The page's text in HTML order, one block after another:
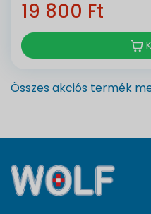
19 800 Ft
Összes akciós termék